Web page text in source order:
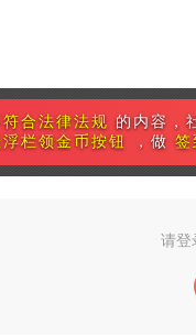
符合法律法规 的内容，
栏领金币按钮 ，做 签
请登